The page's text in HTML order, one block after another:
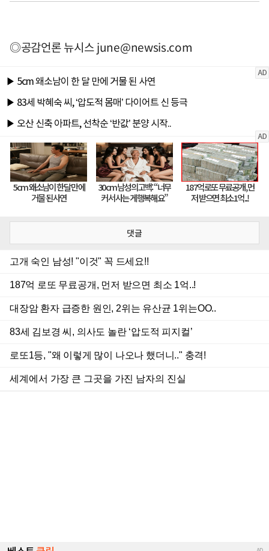
◎공감언론 뉴시스june@newsis.com
댓글